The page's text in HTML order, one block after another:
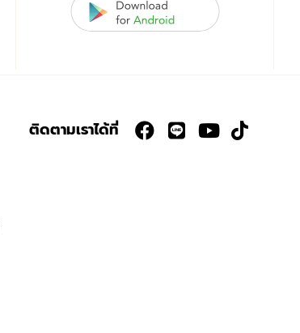
ติดตามเราได้ที่